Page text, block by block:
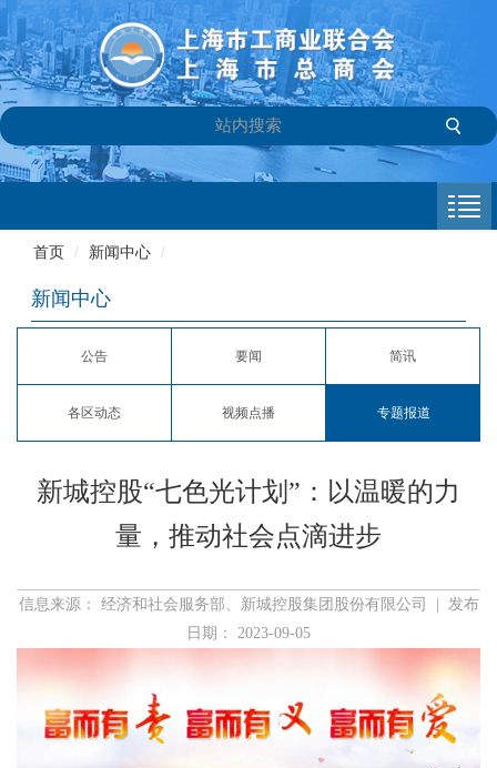
会员专栏
参政议政
信息库
联系我们
首页 / 新闻中心 /
新闻中心
公告 要闻 简讯
各区动态 视频点播 专题报道
新城控股“七色光计划”：以温暖的力
量，推动社会点滴进步
信息来源： 经济和社会服务部、新城控股集团股份有限公司 | 发布
日期： 2023-09-05